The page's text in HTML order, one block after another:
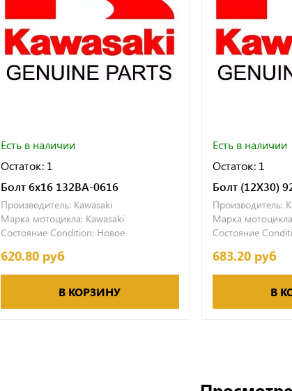
Есть в наличии
Остаток: 1
Болт 6x16 132BA-0616
Производитель: Kawasaki
Марка мотоцикла: Kawasaki
Состояние Condition: Новое
620.80 руб
В КОРЗИНУ
Есть в наличии
Остаток: 1
Болт (12Х30)
Производитель:
Марка
Состояние
683.20 руб
В